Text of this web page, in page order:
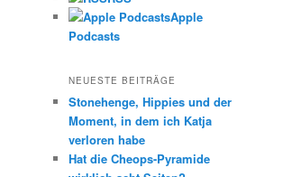
Apple
Podcasts
NEUESTE BEITRÄGE
Stonehenge, Hippies und der
Moment, in dem ich Katja
verloren habe
Hat die Cheops-Pyramide